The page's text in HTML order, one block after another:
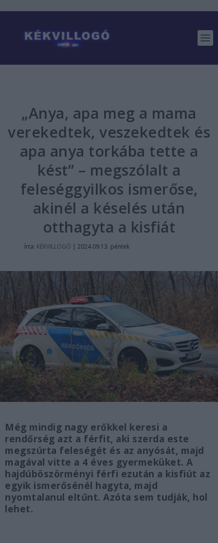
„Anya, apa meg a mama
verekedtek, veszekedtek és
apa anya torkába tette a
kést” – megszólalt a
feleséggyilkos ismerőse,
akinél a késelés után
otthagyta a kisfiát
Írta: KÉKVILLOGÓ | 2024.09.13. péntek
Még mindig nagy erőkkel keresi a
rendőrség azt a férfit, aki szerda este
megszúrta feleségét és az anyósát, majd
magával vitte a 4 éves gyermeküket. A
hajdúböszörményi férfi ezután a kisfiút az
egyik ismerősénél hagyta, majd
nyomtalanul eltűnt. Azóta sem tudják, hol
lehet.